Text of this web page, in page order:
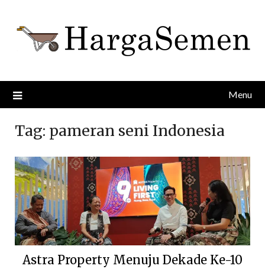
content
Menu
Tag: pameran seni Indonesia
Astra Property Menuju Dekade Ke-10